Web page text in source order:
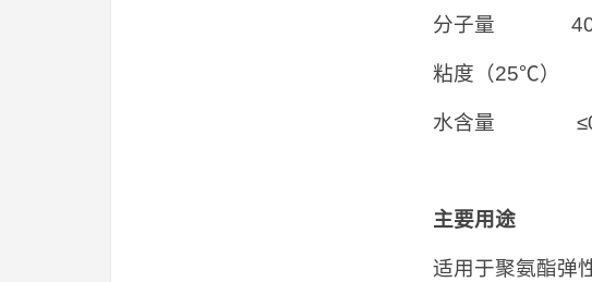
分子量
粘度（25℃）
水含量
主要用途
适用于聚氨酯弹